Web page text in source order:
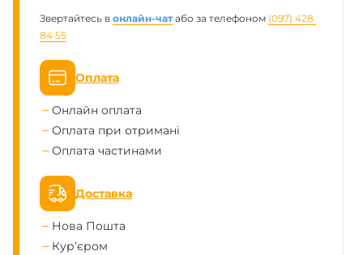
Звертайтесь в онлайн-чат або за телефоном (097) 428
84 55
Оплата
Онлайн оплата
Оплата при отримані
Оплата частинами
Доставка
Нова Пошта
Кур’єром